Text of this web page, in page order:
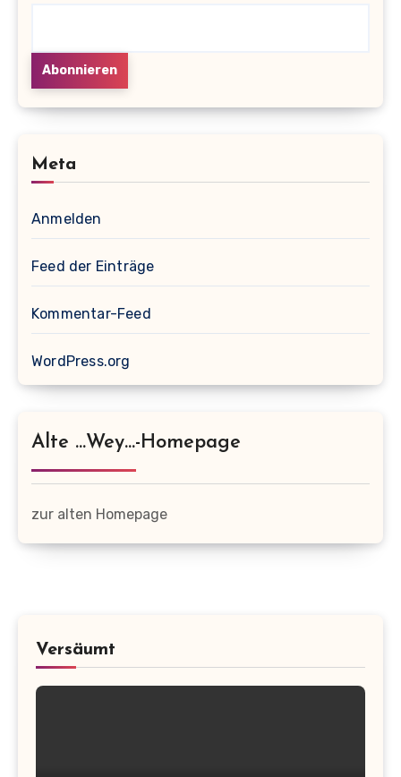
Meta
Anmelden
Feed der Einträge
Kommentar-Feed
WordPress.org
Alte …wey…-Homepage
zur alten Homepage
Versäumt